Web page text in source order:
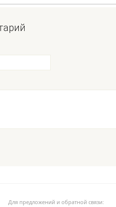
Для предложений и обратной связи: